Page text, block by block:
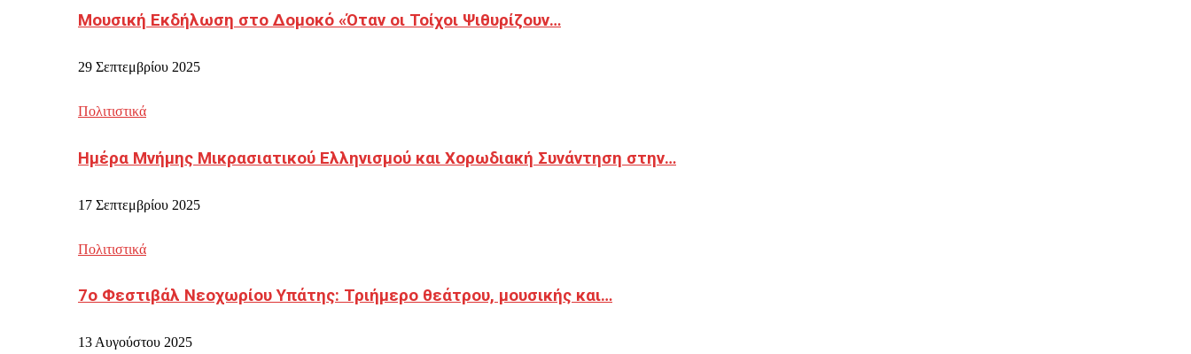
Μουσική Εκδήλωση στο Δομοκό «Όταν οι Τοίχοι Ψιθυρίζουν…
29 Σεπτεμβρίου 2025
Πολιτιστικά
Ημέρα Μνήμης Μικρασιατικού Ελληνισμού και Χορωδιακή Συνάντηση στην…
17 Σεπτεμβρίου 2025
Πολιτιστικά
7ο Φεστιβάλ Νεοχωρίου Υπάτης: Τριήμερο θεάτρου, μουσικής και…
13 Αυγούστου 2025